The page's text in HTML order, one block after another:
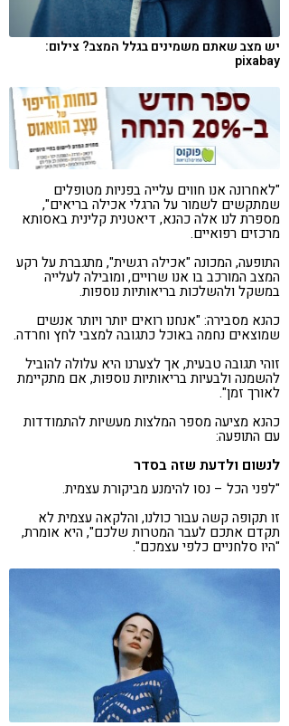
יש מצב שאתם משמינים בגלל המצב? צילום:
pixabay
"לאחרונה אנו חווים עלייה בפניות מטופלים
שמתקשים לשמור על הרגלי אכילה בריאים",
מספרת לנו אלה כהנא, דיאטנית קלינית באסותא
מרכזים רפואיים.
התופעה, המכונה "אכילה רגשית", מתגברת על רקע
המצב המורכב בו אנו שרויים, ומובילה לעלייה
במשקל ולהשלכות בריאותיות נוספות.
כהנא מסבירה: "אנחנו רואים יותר ויותר אנשים
שמוצאים נחמה באוכל כתגובה למצבי לחץ וחרדה.
זוהי תגובה טבעית, אך לצערנו היא עלולה להוביל
להשמנה ולבעיות בריאותיות נוספות, אם מתקיימת
לאורך זמן".
כהנא מציעה מספר המלצות מעשיות להתמודדות
עם התופעה:
לנשום ולדעת שזה בסדר
"לפני הכל – נסו להימנע מביקורת עצמית.
זו תקופה קשה עבור כולנו, והלקאה עצמית לא
תקדם אתכם לעבר המטרות שלכם", היא אומרת,
"היו סלחניים כלפי עצמכם".